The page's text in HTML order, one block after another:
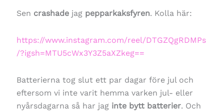
Sen crashadejag pepparkaksfyren. Kolla här:
https://www.instagram.com/reel/DTGZQgRDMPs
/?igsh=MTU5cWx3Y3Z5aXZkeg==
Batterierna tog slut ett par dagar före jul och
eftersom vi inte varit hemma varken jul- eller
nyårsdagarna så har jaginte bytt batterier. Och